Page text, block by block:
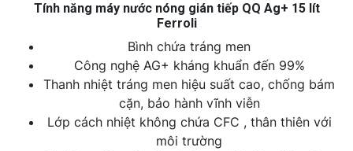
Tính năng máy nước nóng gián tiếp QQ Ag+ 15 lít
Ferroli
Bình chứa tráng men
Công nghệ AG+ kháng khuẩn đến 99%
Thanh nhiệt tráng men hiệu suất cao, chống bám
cặn, bảo hành vĩnh viễn
Lớp cách nhiệt không chứa CFC , thân thiên với
môi trường